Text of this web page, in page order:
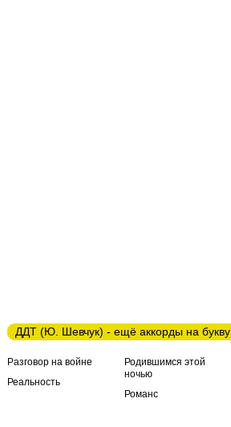
ДДТ (Ю. Шевчук) - ещё аккорды на букву
Разговор на войне
Реальность
Родившимся этой
ночью
Романс